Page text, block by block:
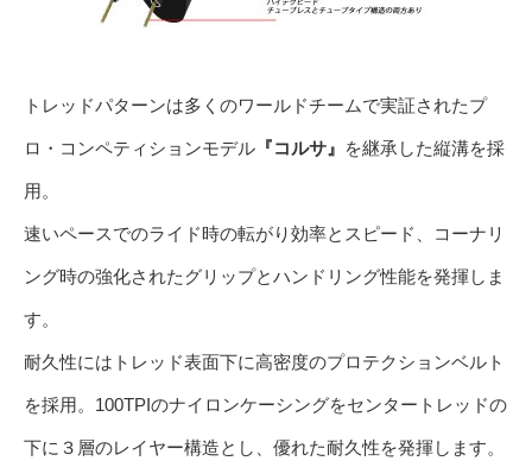
トレッドパターンは多くのワールドチームで実証されたプ
ロ・コンペティションモデル 『コルサ』 を継承した縦溝を採
用。
速いペースでのライド時の転がり効率とスピード、コーナリ
ング時の強化されたグリップとハンドリング性能を発揮しま
す。
耐久性にはトレッド表面下に高密度のプロテクションベルト
を採用。100TPIのナイロンケーシングをセンタートレッドの
下に３層のレイヤー構造とし、優れた耐久性を発揮します。